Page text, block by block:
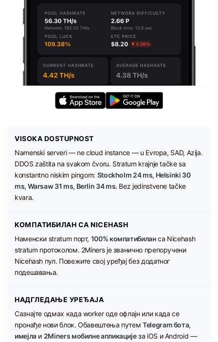
VISOKA DOSTUPNOST
Namenski serveri — ne cloud instance — u Evropa, SAD, Azija.
DDOS zaštita na svakom čvoru. Stratum krajnje tačke sa
konstantno niskim pingom: Stockholm 24 ms, Helsinki 30
ms, Warsaw 31 ms, Berlin 34 ms. Bez jedinstvene tačke
kvara.
КОМПАТИБИЛАН СА NICEHASH
Наменски stratum порт, 100% компатибиланса Nicehash
stratum протоколом. 2Miners је званично препоручени
Nicehash пул. Повежите свој уређај без додатног
подешавања.
НАДГЛЕДАЊЕ УРЕЂАЈА
Сазнајте одмах када worker оде офлајн или када се
пронађе нови блок. Обавештења путемTelegram бота,
имејлаи 2Miners мобилне апликацијеза iOS и Android —